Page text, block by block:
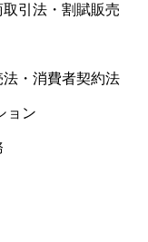
引法・割賦販売
・消費者契約法
ョン